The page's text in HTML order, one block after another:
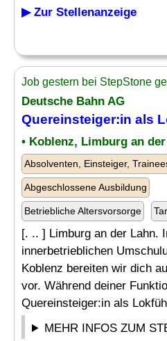
▶ Zur Stellenanzeige
Job gestern bei StepStone
Deutsche Bahn AG
Quereinsteiger:in als
• Koblenz, Limburg an
Absolventen, Einsteiger,
Abgeschlossene Ausbildung
Betriebliche Altersvorsorge
[. .. ] Limburg an der Lahn.
innerbetrieblichen
Koblenz bereiten wir dich
vor. Während deiner
Quereinsteiger:in als
MEHR INFOS ZUM